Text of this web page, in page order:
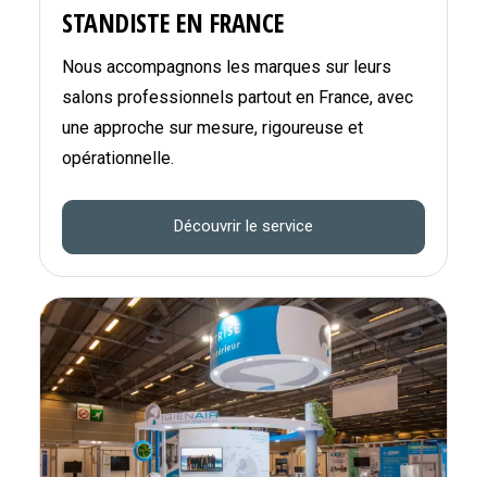
STANDISTE EN FRANCE
Nous accompagnons les marques sur leurs
salons professionnels partout en France, avec
une approche sur mesure, rigoureuse et
opérationnelle.
Découvrir le service